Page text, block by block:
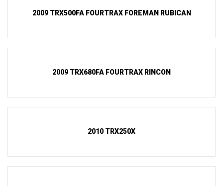
2009 TRX500FA FOURTRAX FOREMAN RUBICAN
2009 TRX680FA FOURTRAX RINCON
2010 TRX250X